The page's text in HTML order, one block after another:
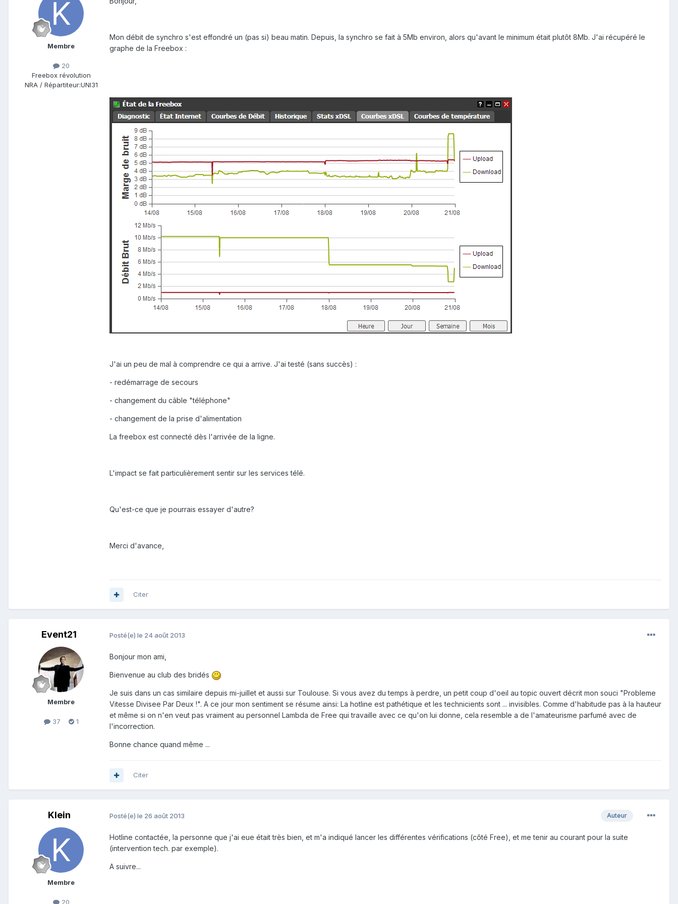
Membre
20
Freebox révolution
NRA / Répartiteur:UNI31
Mon débit de synchro s'est effondré un (pas si) beau matin. Depuis, la synchro se fait à 5Mb environ, alors qu'avant le minimum était plutôt 8Mb. J'ai récupéré le
graphe de la Freebox :
J'ai un peu de mal à comprendre ce qui a arrive. J'ai testé (sans succès) :
- redémarrage de secours
- changement du câble "téléphone"
- changement de la prise d'alimentation
La freebox est connecté dès l'arrivée de la ligne.
L'impact se fait particulièrement sentir sur les services télé.
Qu'est-ce que je pourrais essayer d'autre?
Merci d'avance,
Citer
Event21
Membre
37 1
Posté(e) le 24 août 2013
Bonjour mon ami,
Bienvenue au club des bridés
Je suis dans un cas similaire depuis mi-juillet et aussi sur Toulouse. Si vous avez du temps à perdre, un petit coup d'oeil au topic ouvert décrit mon souci "Probleme
Vitesse Divisee Par Deux !". A ce jour mon sentiment se résume ainsi: La hotline est pathétique et les technicients sont ... invisibles. Comme d'habitude pas à la hauteur
et même si on n'en veut pas vraiment au personnel Lambda de Free qui travaille avec ce qu'on lui donne, cela resemble a de l'amateurisme parfumé avec de
l'incorrection.
Bonne chance quand même ...
Citer
Klein
Membre
20
Auteur
Posté(e) le 26 août 2013
Hotline contactée, la personne que j'ai eue était très bien, et m'a indiqué lancer les différentes vérifications (côté Free), et me tenir au courant pour la suite
(intervention tech. par exemple).
A suivre...